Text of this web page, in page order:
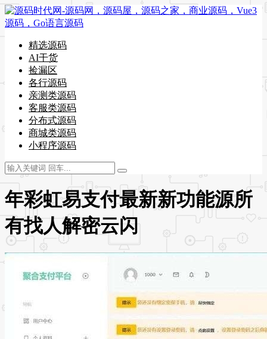
精选源码
AI干货
捡漏区
各行源码
亲测类源码
客服类源码
分布式源码
商城类源码
小程序源码
年彩虹易支付最新新功能源所
有找人解密云闪